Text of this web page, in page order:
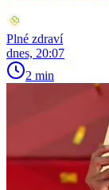
Plné zdraví
dnes, 20:07
2 min